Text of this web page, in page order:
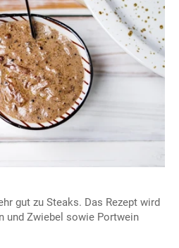
gut zu Steaks. Das Rezept wird
und Zwiebel sowie Portwein